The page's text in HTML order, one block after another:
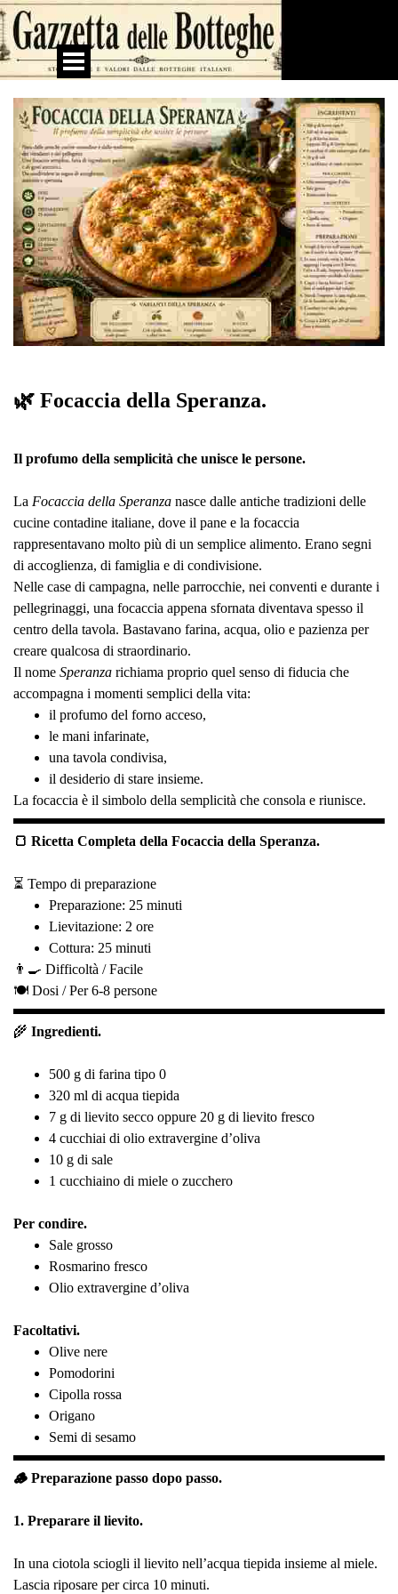
Vai ai contenuti
Salta menù
🌿 Focaccia della Speranza.
Il profumo della semplicità che unisce le persone.
La Focaccia della Speranza nasce dalle antiche tradizioni delle
cucine contadine italiane, dove il pane e la focaccia
rappresentavano molto più di un semplice alimento. Erano segni
di accoglienza, di famiglia e di condivisione.
Nelle case di campagna, nelle parrocchie, nei conventi e durante i
pellegrinaggi, una focaccia appena sfornata diventava spesso il
centro della tavola. Bastavano farina, acqua, olio e pazienza per
creare qualcosa di straordinario.
Il nome Speranza richiama proprio quel senso di fiducia che
accompagna i momenti semplici della vita:
il profumo del forno acceso,
le mani infarinate,
una tavola condivisa,
il desiderio di stare insieme.
La focaccia è il simbolo della semplicità che consola e riunisce.
🍞 Ricetta Completa della Focaccia della Speranza.
⏳ Tempo di preparazione
Preparazione: 25 minuti
Lievitazione: 2 ore
Cottura: 25 minuti
👨‍🍳 Difficoltà /Facile
🍽️ Dosi /Per 6-8 persone
🌾 Ingredienti.
500 g di farina tipo 0
320 ml di acqua tiepida
7 g di lievito secco oppure 20 g di lievito fresco
4 cucchiai di olio extravergine d’oliva
10 g di sale
1 cucchiaino di miele o zucchero
Per condire.
Sale grosso
Rosmarino fresco
Olio extravergine d’oliva
Facoltativi.
Olive nere
Pomodorini
Cipolla rossa
Origano
Semi di sesamo
🪵 Preparazione passo dopo passo.
1. Preparare il lievito.
In una ciotola sciogli il lievito nell’acqua tiepida insieme al miele.
Lascia riposare per circa 10 minuti.